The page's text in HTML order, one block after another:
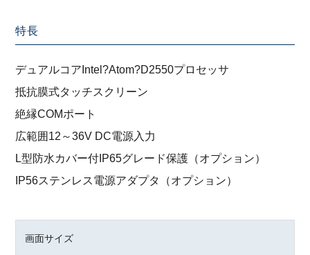
特長
デュアルコアIntel?Atom?D2550プロセッサ
抵抗膜式タッチスクリーン
絶縁COMポート
広範囲12～36V DC電源入力
L型防水カバー付IP65グレード保護（オプション）
IP56ステンレス電源アダプタ（オプション）
画面サイズ